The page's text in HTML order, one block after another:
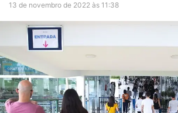
13 de novembro de 2022 às 11:38